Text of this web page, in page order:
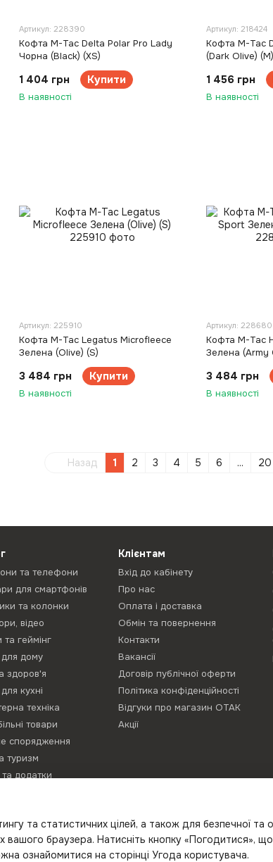
Артикул: 228390
Кофта M-Tac Delta Polar Pro Lady
Чорна (Black) (XS)
1 404 грн Купити
В наявності
Артикул: 218424
Кофта M-Tac
(Dark Olive) (M)
1 456 грн
В наявності
Артикул: 225910
Кофта M-Tac Legatus Microfleece
Зелена (Olive) (S)
3 484 грн Купити
В наявності
Артикул: 228680
Кофта M-Tac
Зелена (Army
3 484 грн
В наявності
Назад 1 2 3 4 5 6 ... 20
та телефони
для смартфонів
та колонки
відео
та геймінг
для дому
здоров'я
кухні
техніка
товари
спорядження
туризм
та додатки
Клієнтам
Вхід до кабінету
Про нас
Оплата і доставка
Обмін та повернення
Контакти
Вакансії
Договір публічної оферти
Політика конфіденційності
Відгуки про магазин ОТАК
Акції
та статистичних цілей, а також для безпечної та
браузера. Натисніть кнопку «Погодитися»,
ознайомитися на сторінці Угода користувача.